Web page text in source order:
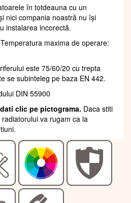
în totdeauna cu un
nici compania noastră nu își
instalarea incorectă.
maxima de operare:
este 75/60/20 cu trepta
se subinteleg pe baza EN 442.
DIN 55900
clic pe pictograma. Daca stiti
va rugam ca la